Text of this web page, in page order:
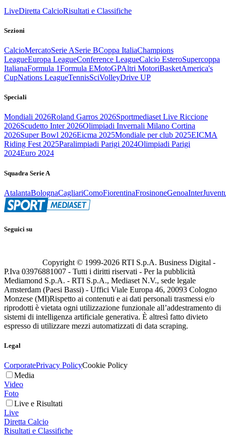
LiveDiretta CalcioRisultati e Classifiche
Sezioni
CalcioMercatoSerie ASerie BCoppa ItaliaChampions
LeagueEuropa LeagueConference LeagueCalcio EsteroSupercoppa
ItalianaFormula 1Formula EMotoGPAltri MotoriBasketAmerica's
CupNations LeagueTennisSciVolleyDrive UP
Speciali
Mondiali 2026Roland Garros 2026Sportmediaset Live Riccione
2026Scudetto Inter 2026Olimpiadi Invernali Milano Cortina
2026Super Bowl 2026Eicma 2025Mondiale per club 2025EICMA
Riding Fest 2025Paralimpiadi Parigi 2024Olimpiadi Parigi
2024Euro 2024
Squadra Serie A
AtalantaBolognaCagliariComoFiorentinaFrosinoneGenoaInter
Seguici su
Copyright © 1999-2026 RTI S.p.A. Business Digital -
P.Iva 03976881007 - Tutti i diritti riservati - Per la pubblicità
Mediamond S.p.A. - RTI S.p.A., Mediaset N.V., sede legale
Amsterdam (Paesi Bassi) - Uffici Viale Europa 46, 20093 Cologno
Monzese (MI)Rispetto ai contenuti e ai dati personali trasmessi e/o
riprodotti è vietata ogni utilizzazione funzionale all’addestramento di
sistemi di intelligenza artificiale generativa. È altresì fatto divieto
espresso di utilizzare mezzi automatizzati di data scraping.
Legal
CorporatePrivacy PolicyCookie Policy
Media
Video
Foto
Live e Risultati
Live
Diretta Calcio
Risultati e Classifiche